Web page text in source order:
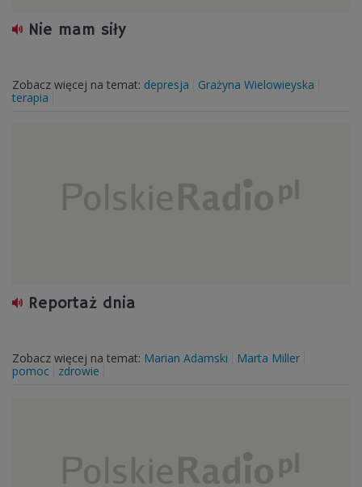
Nie mam siły
Zobacz więcej na temat: depresja
Grażyna Wielowieyska
terapia
Reportaż dnia
Zobacz więcej na temat: Marian Adamski
Marta Miller
pomoc
zdrowie